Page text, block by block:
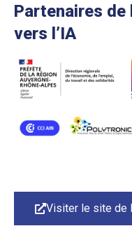
Partenaires de
vers l’IA
Visiter le site de